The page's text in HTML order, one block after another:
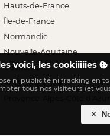
Hauts-de-France
Île-de-France
Normandie
Nouvelle-Aquitaine
Occitanie
Pays de la Loire
voici, les cookiiiiies
ni publicité ni tracking en
tous nos visiteurs (et